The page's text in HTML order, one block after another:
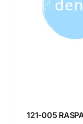
121-005